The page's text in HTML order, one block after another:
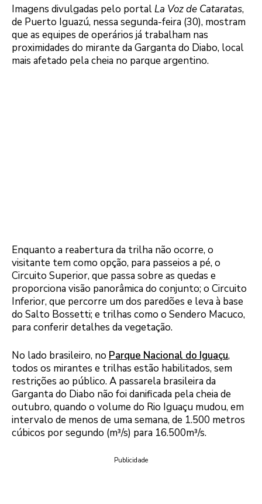
Imagens divulgadas pelo portalLa Voz de Cataratas,
de Puerto Iguazú, nessa segunda-feira (30), mostram
que as equipes de operários já trabalham nas
proximidades do mirante da Garganta do Diabo, local
mais afetado pela cheia no parque argentino.
Enquanto a reabertura da trilha não ocorre, o
visitante tem como opção, para passeios a pé, o
Circuito Superior, que passa sobre as quedas e
proporciona visão panorâmica do conjunto; o Circuito
Inferior, que percorre um dos paredões e leva à base
do Salto Bossetti; e trilhas como o Sendero Macuco,
para conferir detalhes da vegetação.
No lado brasileiro, no Parque Nacional do Iguaçu,
todos os mirantes e trilhas estão habilitados, sem
restrições ao público. A passarela brasileira da
Garganta do Diabo não foi danificada pela cheia de
outubro, quando o volume do Rio Iguaçu mudou, em
intervalo de menos de uma semana, de 1.500 metros
cúbicos por segundo (m³/s) para 16.500m³/s.
Publicidade